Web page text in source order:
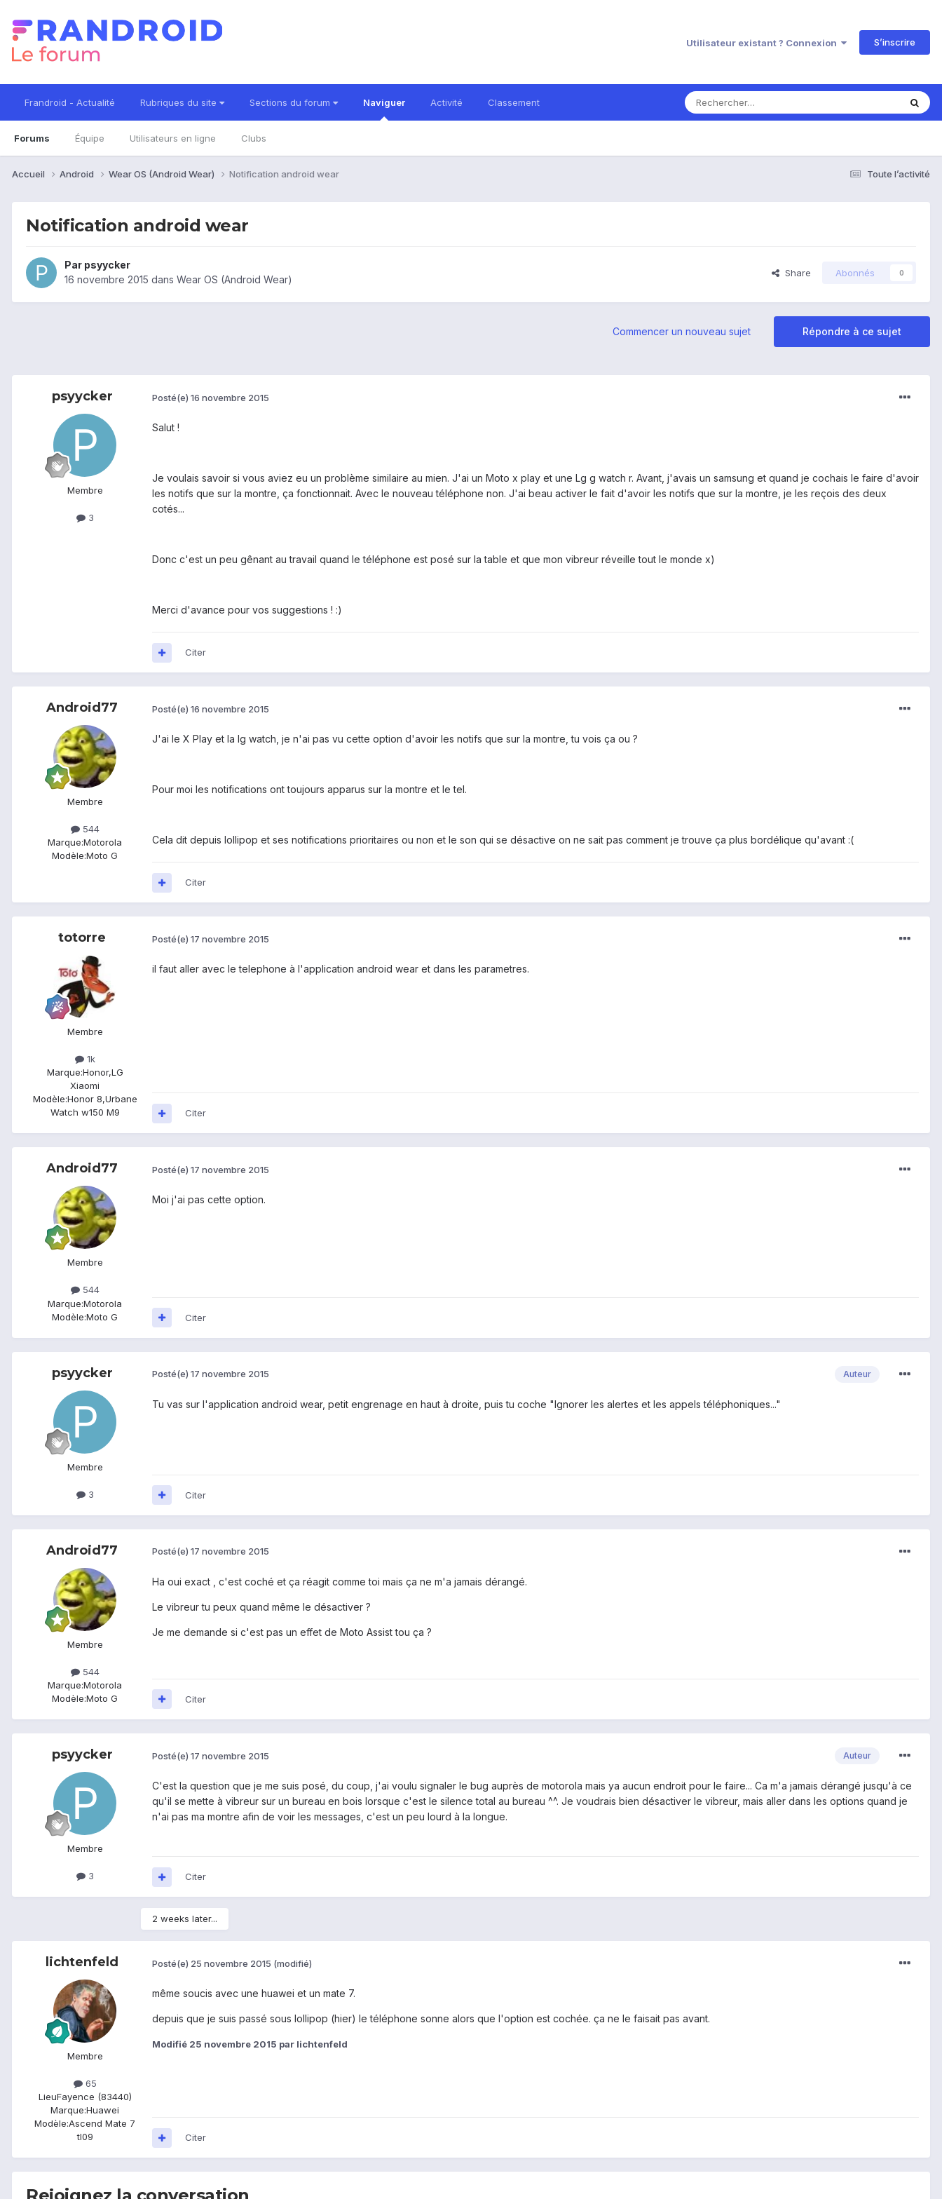
Utilisateur existant ? Connexion S’inscrire
Frandroid - Actualité Rubriques du site Sections du forum Naviguer
Forums Équipe Utilisateurs en ligne Clubs
Activité Classement
Toute l’activité
Accueil Android Wear OS (Android Wear) Notification android wear
Notification android wear
Par psyycker
16 novembre 2015 dans Wear OS (Android Wear)
Share Abonnés 0
Répondre à ce sujet
Commencer un nouveau sujet
psyycker
Membre
3
Posté(e) 16 novembre 2015
Salut !
Je voulais savoir si vous aviez eu un problème similaire au mien. J'ai un Moto x play et une Lg g watch r. Avant, j'avais un samsung et quand je cochais le faire d'avoir
les notifs que sur la montre, ça fonctionnait. Avec le nouveau téléphone non. J'ai beau activer le fait d'avoir les notifs que sur la montre, je les reçois des deux
cotés...
Donc c'est un peu gênant au travail quand le téléphone est posé sur la table et que mon vibreur réveille tout le monde x)
Merci d'avance pour vos suggestions ! :)
Citer
Android77
Membre
544
Marque:Motorola
Modèle:Moto G
Posté(e) 16 novembre 2015
J'ai le X Play et la lg watch, je n'ai pas vu cette option d'avoir les notifs que sur la montre, tu vois ça ou ?
Pour moi les notifications ont toujours apparus sur la montre et le tel.
Cela dit depuis lollipop et ses notifications prioritaires ou non et le son qui se désactive on ne sait pas comment je trouve ça plus bordélique qu'avant :(
Citer
totorre
Membre
1k
Marque:Honor,LG
Xiaomi
Modèle:Honor 8,Urbane
Watch w150 M9
Posté(e) 17 novembre 2015
il faut aller avec le telephone à l'application android wear et dans les parametres.
Citer
Android77
Membre
544
Marque:Motorola
Modèle:Moto G
Posté(e) 17 novembre 2015
Moi j'ai pas cette option.
Citer
psyycker
Membre
3
Auteur
Posté(e) 17 novembre 2015
Tu vas sur l'application android wear, petit engrenage en haut à droite, puis tu coche "Ignorer les alertes et les appels téléphoniques..."
Citer
Android77
Membre
544
Marque:Motorola
Modèle:Moto G
Posté(e) 17 novembre 2015
Ha oui exact , c'est coché et ça réagit comme toi mais ça ne m'a jamais dérangé.
Le vibreur tu peux quand même le désactiver ?
Je me demande si c'est pas un effet de Moto Assist tou ça ?
Citer
psyycker
Membre
3
Auteur
Posté(e) 17 novembre 2015
C'est la question que je me suis posé, du coup, j'ai voulu signaler le bug auprès de motorola mais ya aucun endroit pour le faire... Ca m'a jamais dérangé jusqu'à ce
qu'il se mette à vibreur sur un bureau en bois lorsque c'est le silence total au bureau ^^. Je voudrais bien désactiver le vibreur, mais aller dans les options quand je
n'ai pas ma montre afin de voir les messages, c'est un peu lourd à la longue.
Citer
2 weeks later...
lichtenfeld
Membre
65
LieuFayence (83440)
Marque:Huawei
Modèle:Ascend Mate 7
tl09
Posté(e) 25 novembre 2015 (modifié)
même soucis avec une huawei et un mate 7.
depuis que je suis passé sous lollipop (hier) le téléphone sonne alors que l'option est cochée. ça ne le faisait pas avant.
Modifié 25 novembre 2015 par lichtenfeld
Citer